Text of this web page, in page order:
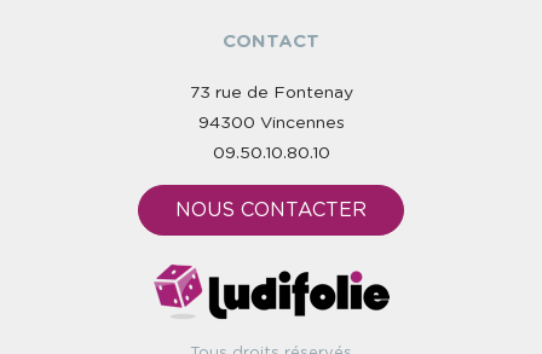
CONTACT
73 rue de Fontenay
94300 Vincennes
09.50.10.80.10
NOUS CONTACTER